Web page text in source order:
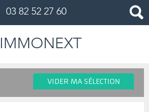
03 82 52 27 60
VIDER MA SÉLECTION